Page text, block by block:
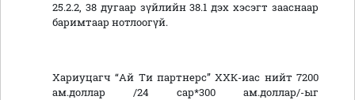
25.2.2, 38 дугаар зүйлийн 38.1 дэх хэсэгт зааснаар
баримтаар нотлоогүй.
Хариуцагч “Ай Ти партнерс” ХХК-иас нийт 7200
ам.доллар /24 сар*300 ам.доллар/-ыг